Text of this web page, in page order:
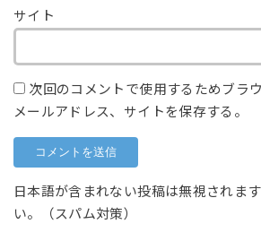
サイト
次回のコメントで使用するためブラ
メールアドレス、サイトを保存する。
日本語が含まれない投稿は無視されま
い。（スパム対策）